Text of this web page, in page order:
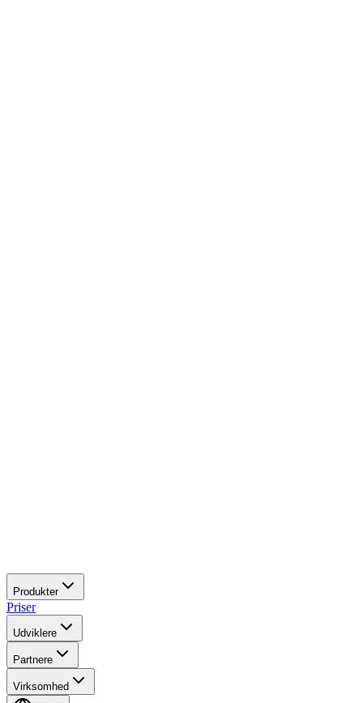
Produkter
Priser
Udviklere
Partnere
Virksomhed